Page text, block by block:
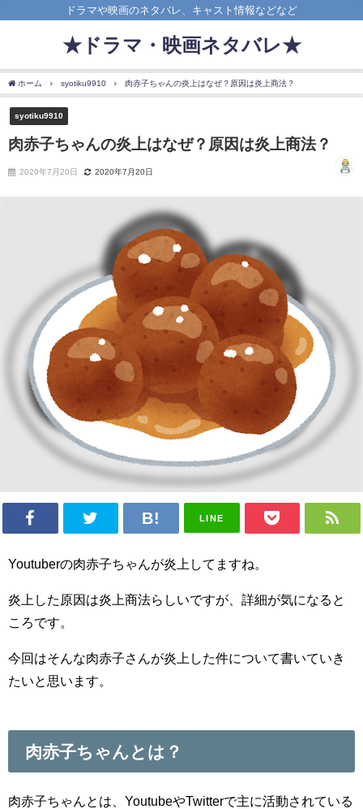
ドラマや映画のネタバレ、キャスト情報などなど
★ドラマ・映画ネタバレ★
ホーム syotiku9910 肉赤子ちゃんの炎上はなぜ？原因は炎上商法？
syotiku9910
肉赤子ちゃんの炎上はなぜ？原因は炎上商法？
2020年7月20日 2020年7月20日
LINE
Youtuberの肉赤子ちゃんが炎上してますね。
炎上した原因は炎上商法らしいですが、詳細が気になると
ころです。
今回はそんな肉赤子さんが炎上した件について書いていき
たいと思います。
肉赤子ちゃんとは？
肉赤子ちゃんとは、YoutubeやTwitterで主に活動されている